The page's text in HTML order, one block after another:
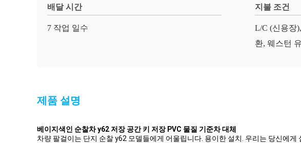
배달 시간
7 작업 일수
지불 조건
L/C (신용장
환, 웨스턴
제품 설명
베이지색인 순찰차 y62 저장 공간 키 저장 PVC 물질 기준차 대체
차량 팔걸이는 단지 순찰 y62 모델들에게 어울립니다. 용이한 설치. 우리는 당신에